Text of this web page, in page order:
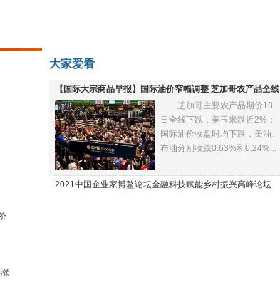
大家爱看
【国际大宗商品早报】国际油价窄幅调整 芝加哥农产品全线
下跌
芝加哥主要农产品期价13
日全线下跌，美玉米跌近2%；
国际油价收盘时均下跌，美油、
布油分别收跌0.63%和0.24%...
2021中国企业家博鳌论坛金融科技赋能乡村振兴高峰论坛